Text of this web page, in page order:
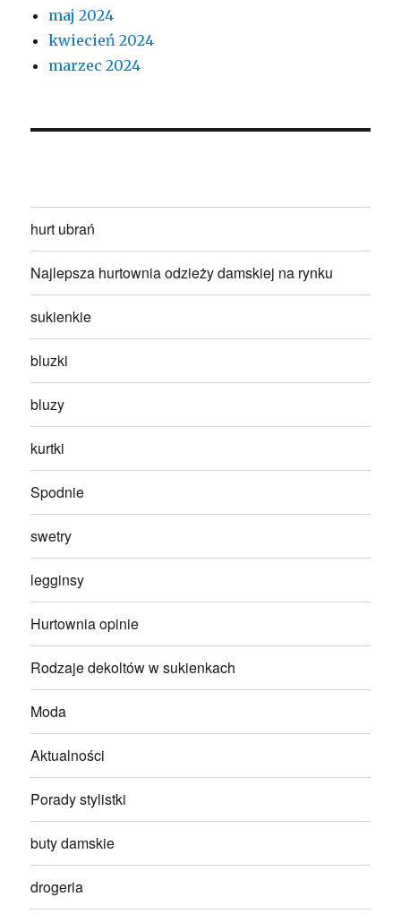
maj 2024
kwiecień 2024
marzec 2024
hurt ubrań
Najlepsza hurtownia odzieży damskiej na rynku
sukienkie
bluzki
bluzy
kurtki
Spodnie
swetry
legginsy
Hurtownia opinie
Rodzaje dekoltów w sukienkach
Moda
Aktualności
Porady stylistki
buty damskie
drogeria